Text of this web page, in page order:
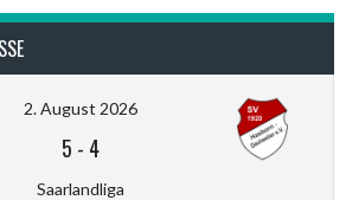
2. August 2026
5 - 4
Saarlandliga